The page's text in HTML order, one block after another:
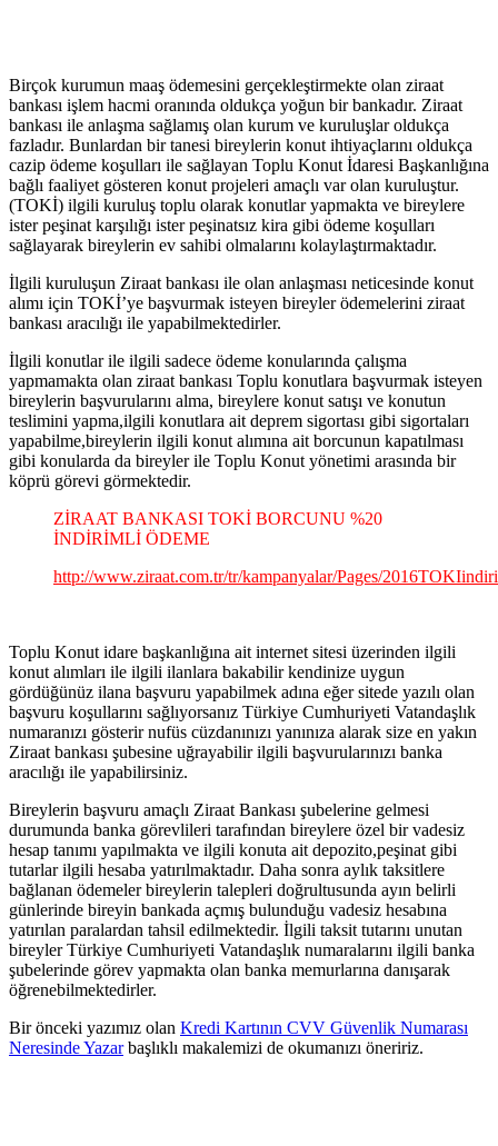
Birçok kurumun maaş ödemesini gerçekleştirmekte olan ziraat
bankası işlem hacmi oranında oldukça yoğun bir bankadır. Ziraat
bankası ile anlaşma sağlamış olan kurum ve kuruluşlar oldukça
fazladır. Bunlardan bir tanesi bireylerin konut ihtiyaçlarını oldukça
cazip ödeme koşulları ile sağlayan Toplu Konut İdaresi Başkanlığına
bağlı faaliyet gösteren konut projeleri amaçlı var olan kuruluştur.
(TOKİ) ilgili kuruluş toplu olarak konutlar yapmakta ve bireylere
ister peşinat karşılığı ister peşinatsız kira gibi ödeme koşulları
sağlayarak bireylerin ev sahibi olmalarını kolaylaştırmaktadır.
İlgili kuruluşun Ziraat bankası ile olan anlaşması neticesinde konut
alımı için TOKİ’ye başvurmak isteyen bireyler ödemelerini ziraat
bankası aracılığı ile yapabilmektedirler.
İlgili konutlar ile ilgili sadece ödeme konularında çalışma
yapmamakta olan ziraat bankası Toplu konutlara başvurmak isteyen
bireylerin başvurularını alma, bireylere konut satışı ve konutun
teslimini yapma,ilgili konutlara ait deprem sigortası gibi sigortaları
yapabilme,bireylerin ilgili konut alımına ait borcunun kapatılması
gibi konularda da bireyler ile Toplu Konut yönetimi arasında bir
köprü görevi görmektedir.
ZİRAAT BANKASI TOKİ BORCUNU %20
İNDİRİMLİ ÖDEME
http://www.ziraat.com.tr/tr/kampanyalar/Pages/
Toplu Konut idare başkanlığına ait internet sitesi üzerinden ilgili
konut alımları ile ilgili ilanlara bakabilir kendinize uygun
gördüğünüz ilana başvuru yapabilmek adına eğer sitede yazılı olan
başvuru koşullarını sağlıyorsanız Türkiye Cumhuriyeti Vatandaşlık
numaranızı gösterir nufüs cüzdanınızı yanınıza alarak size en yakın
Ziraat bankası şubesine uğrayabilir ilgili başvurularınızı banka
aracılığı ile yapabilirsiniz.
Bireylerin başvuru amaçlı Ziraat Bankası şubelerine gelmesi
durumunda banka görevlileri tarafından bireylere özel bir vadesiz
hesap tanımı yapılmakta ve ilgili konuta ait depozito,peşinat gibi
tutarlar ilgili hesaba yatırılmaktadır. Daha sonra aylık taksitlere
bağlanan ödemeler bireylerin talepleri doğrultusunda ayın belirli
günlerinde bireyin bankada açmış bulunduğu vadesiz hesabına
yatırılan paralardan tahsil edilmektedir. İlgili taksit tutarını unutan
bireyler Türkiye Cumhuriyeti Vatandaşlık numaralarını ilgili banka
şubelerinde görev yapmakta olan banka memurlarına danışarak
öğrenebilmektedirler.
Bir önceki yazımız olan Kredi Kartının CVV Güvenlik Numarası
Neresinde Yazarbaşlıklı makalemizi de okumanızı öneririz.